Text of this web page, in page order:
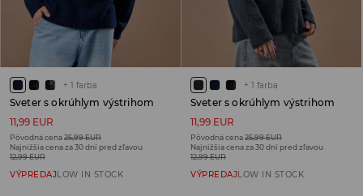
+ 1 farba
Sveter s okrúhlym výstrihom
11,99 EUR
Pôvodná cena25,99 EUR
Najnižšia cena za 30 dní pred zľavou
12,99 EUR
VÝPREDAJLOW IN STOCK
+ 1 farba
Sveter s okrúhlym výstrihom
11,99 EUR
Pôvodná cena25,99 EUR
Najnižšia cena za 30 dní pred zľavou
12,99 EUR
VÝPREDAJLOW IN STOCK